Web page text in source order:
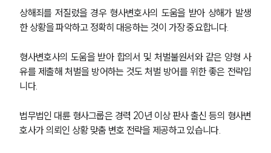
상해죄를 저질렀을 경우 형사변호사의 도움을 받아 상해가 발생
한 상황을 파악하고 정확히 대응하는 것이 가장 중요합니다.
형사변호사의 도움을 받아 합의서 및 처벌불원서와 같은 양형 사
유를 제출해 처벌을 방어하는 것도 처벌 방어를 위한 좋은 전략입
니다.
법무법인 대륜 형사그룹은 경력 20년 이상 판사 출신 등의 형사변
호사가 의뢰인 상황 맞춤 변호 전략을 제공하고 있습니다.